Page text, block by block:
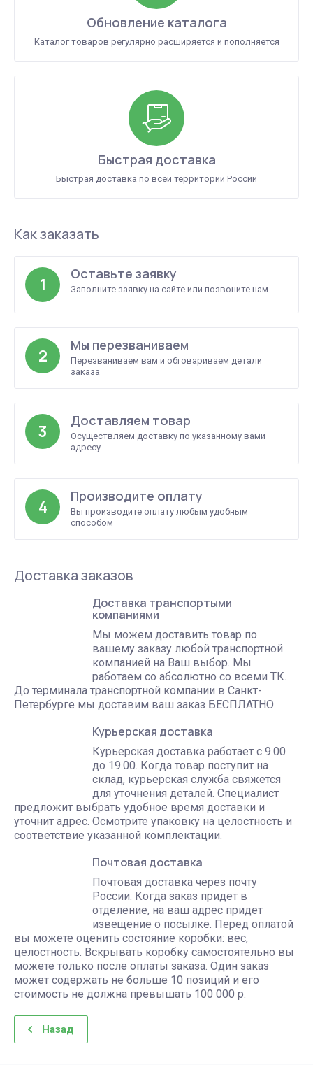
Обновление каталога
Каталог товаров регулярно расширяется и пополняется
Быстрая доставка
Быстрая доставка по всей территории России
Как заказать
1
Оставьте заявку
Заполните заявку на сайте или позвоните нам
2
Мы перезваниваем
Перезваниваем вам и обговариваем детали
заказа
3
Доставляем товар
Осуществляем доставку по указанному вами
адресу
4
Производите оплату
Вы производите оплату любым удобным
способом
Доставка заказов
Доставка транспортыми
компаниями
Мы можем доставить товар по
вашему заказу любой транспортной
компанией на Ваш выбор. Мы
работаем со абсолютно со всеми ТК.
До терминала транспортной компании в Санкт-
Петербурге мы доставим ваш заказ БЕСПЛАТНО.
Курьерская доставка
Курьерская доставка работает с 9.00
до 19.00. Когда товар поступит на
склад, курьерская служба свяжется
для уточнения деталей. Специалист
предложит выбрать удобное время доставки и
уточнит адрес. Осмотрите упаковку на целостность и
соответствие указанной комплектации.
Почтовая доставка
Почтовая доставка через почту
России. Когда заказ придет в
отделение, на ваш адрес придет
извещение о посылке. Перед оплатой
вы можете оценить состояние коробки: вес,
целостность. Вскрывать коробку самостоятельно вы
можете только после оплаты заказа. Один заказ
может содержать не больше 10 позиций и его
стоимость не должна превышать 100 000 р.
Назад